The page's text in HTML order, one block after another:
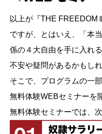
以上が『THE FREEDOM
ですが、とはいえ、「本
係の４大自由を手に入れ
不安や疑問があるかもしれ
そこで、プログラムの一
無料体験WEBセミナーを
無料体験セミナーでは、